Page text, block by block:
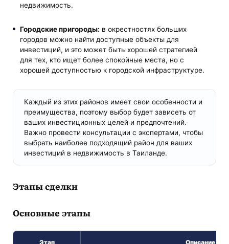
недвижимость.
Городские пригороды: в окрестностях больших
городов можно найти доступные объекты для
инвестиций, и это может быть хорошей стратегией
для тех, кто ищет более спокойные места, но с
хорошей доступностью к городской инфраструктуре.
Каждый из этих районов имеет свои особенности и
преимущества, поэтому выбор будет зависеть от
ваших инвестиционных целей и предпочтений.
Важно провести консультации с экспертами, чтобы
выбрать наиболее подходящий район для ваших
инвестиций в недвижимость в Таиланде.
Этапы сделки
Основные этапы
Этап Описание